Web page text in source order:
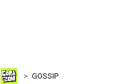
GOSSIP